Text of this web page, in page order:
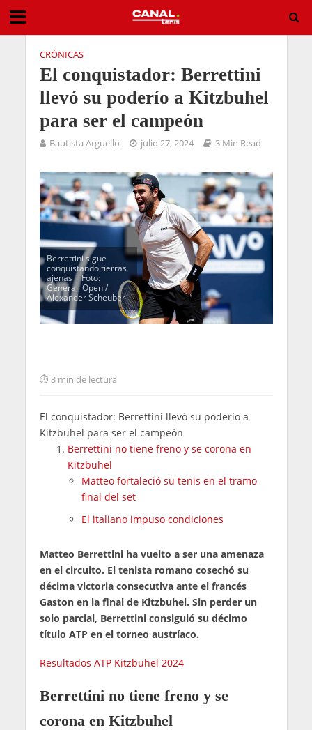
CRÓNICAS
El conquistador: Berrettini
llevó su poderío a Kitzbuhel
para ser el campeón
Bautista Arguello julio 27, 2024 3 Min Read
Berrettini sigue
conquistando tierras
ajenas | Foto:
Generali Open /
Alexander Scheuber
3 min de lectura
El conquistador: Berrettini llevó su poderío a
Kitzbuhel para ser el campeón
Berrettini no tiene freno y se corona en
Kitzbuhel
Matteo fortaleció su tenis en el tramo
final del set
El italiano impuso condiciones
Matteo Berrettini ha vuelto a ser una amenaza
en el circuito. El tenista romano cosechó su
décima victoria consecutiva ante el francés
Gaston en la final de Kitzbuhel. Sin perder un
solo parcial, Berrettini consiguió su décimo
título ATP en el torneo austríaco.
Resultados ATP Kitzbuhel 2024
Berrettini no tiene freno y se
corona en Kitzbuhel